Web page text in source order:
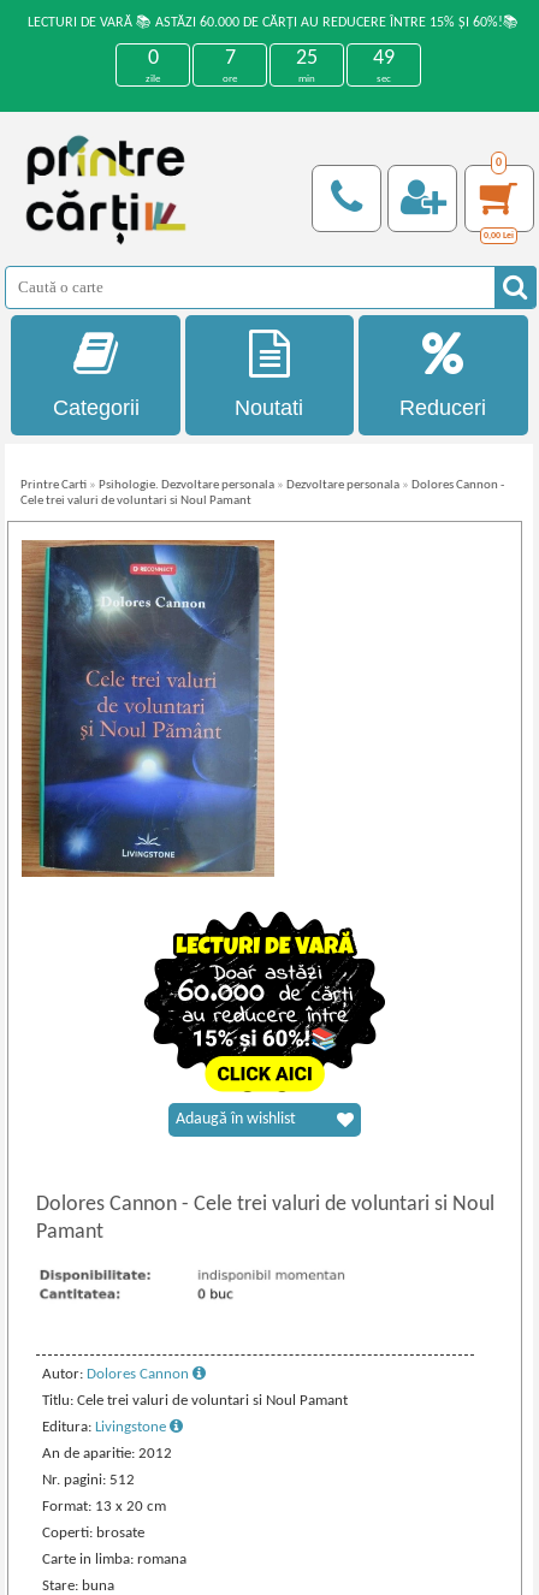
LECTURI DE VARĂ 📚 ASTĂZI 60.000 DE CĂRȚI AU REDUCERE ÎNTRE 15% ȘI 60%!📚
0
zile
7
ore
25
min
49
sec
0
0,00 Lei
Categorii Noutati Reduceri
Printre Carti » Psihologie. Dezvoltare personala » Dezvoltare personala » Dolores Cannon -
Cele trei valuri de voluntari si Noul Pamant
Dolores Cannon- Cele trei valuri de voluntari si Noul
Pamant
Autor:Dolores Cannon
Titlu: Cele trei valuri de voluntari si Noul Pamant
Editura:Livingstone
An de aparitie: 2012
Nr. pagini: 512
Format: 13 x 20 cm
Coperti: brosate
Carte in limba: romana
Stare: buna
Adaugă în wishlist